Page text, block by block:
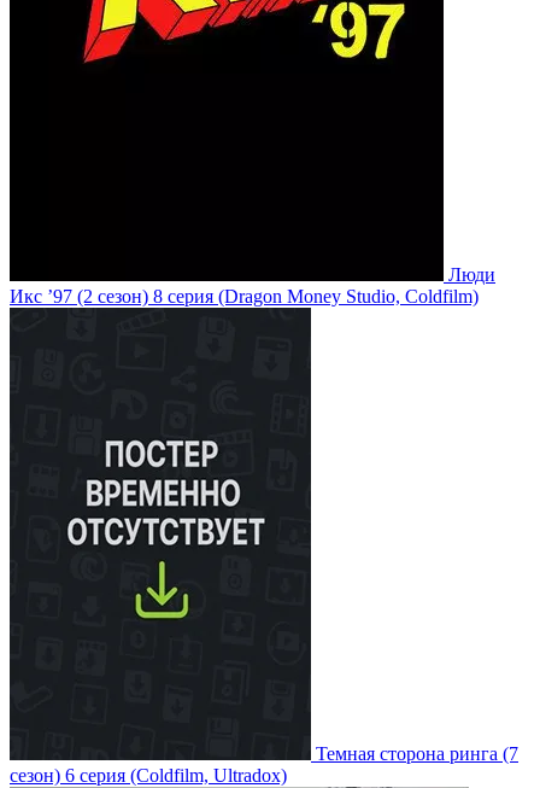
Люди
Икс ’97 (2 сезон) 8 серия (Dragon Money Studio, Coldfilm)
Темная сторона ринга (7
сезон) 6 серия (Coldfilm, Ultradox)